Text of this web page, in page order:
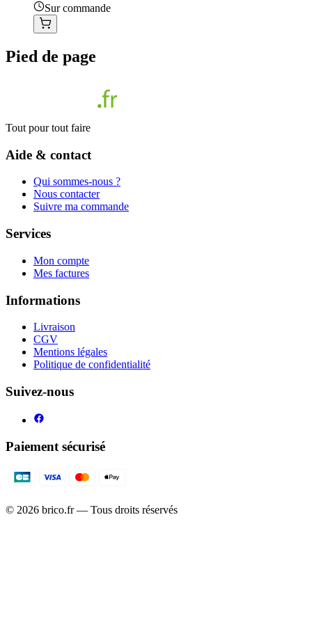
Sur commande
Pied de page
Tout pour tout faire
Aide & contact
Qui sommes-nous ?
Nous contacter
Suivre ma commande
Services
Mon compte
Mes factures
Informations
Livraison
CGV
Mentions légales
Politique de confidentialité
Suivez-nous
Paiement sécurisé
© 2026 brico.fr — Tous droits réservés